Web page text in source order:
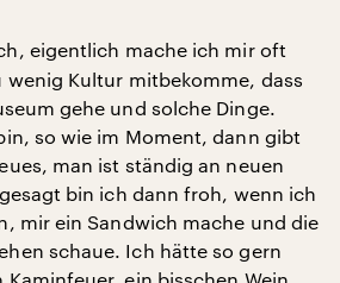
eigentlich mache ich mir oft
wenig Kultur mitbekomme, dass
gehe und solche Dinge.
so wie im Moment, dann gibt
man ist ständig an neuen
bin ich dann froh, wenn ich
mir ein Sandwich mache und die
schaue. Ich hätte so gern